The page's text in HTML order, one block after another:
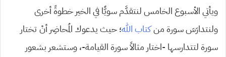
ويأتي الأسبوع الخامس لنتقدَّم سويًّا في الخير خطوةً أخرى
ولنتدارَسَ سورة منكتاب الله؛ حيث يدعوك المُحاضِر أنْ تختار
سورة لتتدارسها -اختار مثالاً سورة القيامة-، وستشعر بشعور